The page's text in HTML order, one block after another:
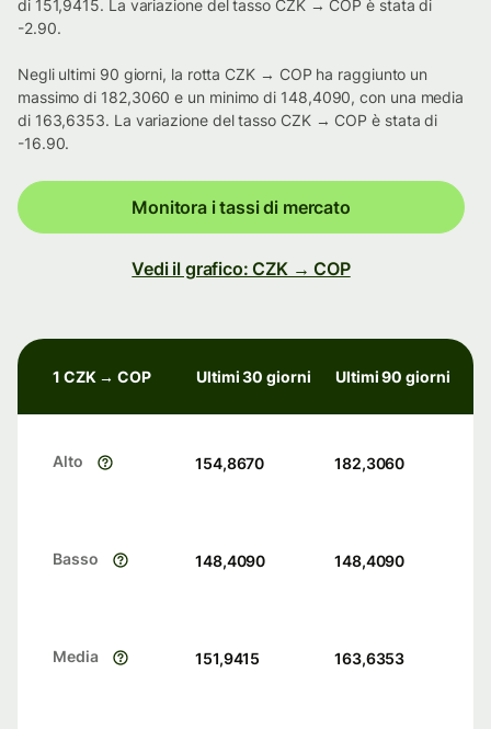
di 151,9415. La variazione del tasso CZK → COP è stata di
-2.90.
Negli ultimi 90 giorni, la rotta CZK → COP ha raggiunto un
massimo di 182,3060 e un minimo di 148,4090, con una media
di 163,6353. La variazione del tasso CZK → COP è stata di
-16.90.
Monitora i tassi di mercato
Vedi il grafico: CZK → COP
1 CZK → COP Ultimi 30 giorni Ultimi 90 giorni
Alto 154,8670 182,3060
Basso 148,4090 148,4090
Media 151,9415 163,6353